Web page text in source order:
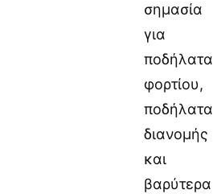
σημασία
για
ποδήλατα
φορτίου,
ποδήλατα
διανομής
και
βαρύτερα